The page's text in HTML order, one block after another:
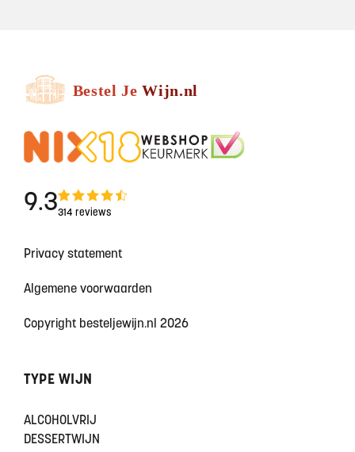
9.3314 reviews
Privacy statement
Algemene voorwaarden
Copyright besteljewijn.nl 2026
TYPE WIJN
ALCOHOLVRIJ
DESSERTWIJN